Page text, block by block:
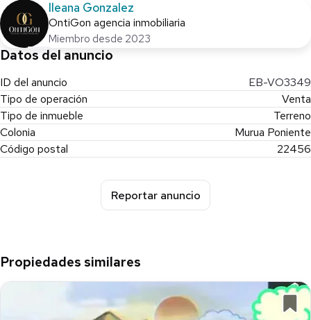
Ileana Gonzalez
OntiGon agencia inmobiliaria
Miembro desde 2023
Datos del anuncio
ID del anuncio
EB-VO3349
Tipo de operación
Venta
Tipo de inmueble
Terreno
Colonia
Murua Poniente
Código postal
22456
Reportar anuncio
Propiedades similares